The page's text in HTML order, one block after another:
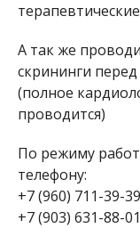
А так же
скрининги
(полное
проводится)
По режиму
телефону:
+7 (960) 711-39-39
+7 (903) 631-88-01